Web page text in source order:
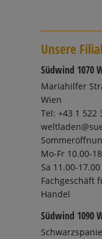
Unsere
Südwind 1070
Mariahilfer
Wien
Tel: +43 1 522
Mo-Fr 10.00-
Sa 11.00-
Fachgeschäft
Handel
Südwind 1090